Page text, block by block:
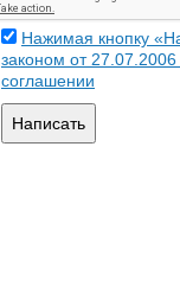
Нажимая кнопку
законом от
соглашении
Написать